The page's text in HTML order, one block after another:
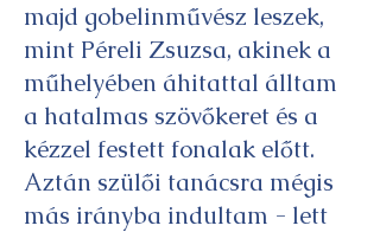
majd gobelinművész leszek,
mint Péreli Zsuzsa, akinek a
műhelyében áhitattal álltam
a hatalmas szövőkeret és a
kézzel festett fonalak előtt.
Aztán szülői tanácsra mégis
más irányba indultam - lett